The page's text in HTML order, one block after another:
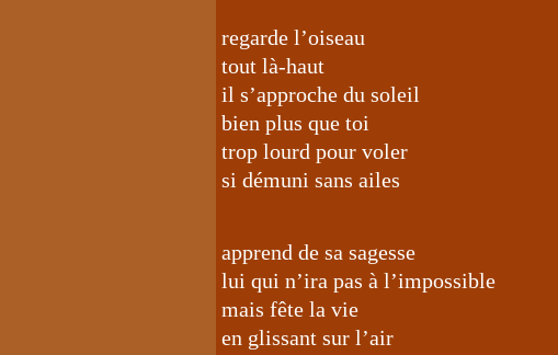
regarde l’oiseau
tout là-haut
il s’approche du soleil
bien plus que toi
trop lourd pour voler
si démuni sans ailes
apprend de sa sagesse
lui qui n’ira pas à l’impossible
mais fête la vie
en glissant sur l’air